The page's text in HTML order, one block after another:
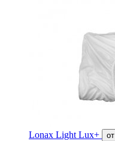
Lonax Light Lux+ от